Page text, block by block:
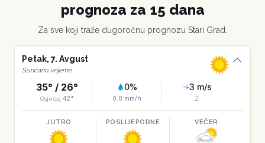
prognoza za 15 dana
Za sve koji traže dugoročnu prognozu Stari Grad
Petak, 7. Avgust
Sunčano vrijeme
35° / 26°
Osjećaj 42°
0%
0.0 mm/h
3 m/s
Z
JUTRO POSLIJEPODNE VEČER